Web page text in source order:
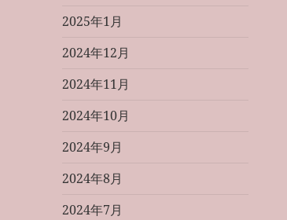
2025年1月
2024年12月
2024年11月
2024年10月
2024年9月
2024年8月
2024年7月